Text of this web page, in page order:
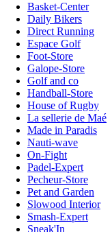
Basket-Center
Daily Bikers
Direct Running
Espace Golf
Foot-Store
Galope-Store
Golf and co
Handball-Store
House of Rugby
La sellerie de Maé
Made in Paradis
Nauti-wave
On-Fight
Padel-Expert
Pecheur-Store
Pet and Garden
Slowood Interior
Smash-Expert
Sneak'In